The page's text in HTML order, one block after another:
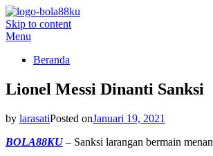
BOLA88KU.ID
Berita Bola Terbaru dan Terhangat
Skip to content
Menu
Beranda
Lionel Messi Dinanti Sanksi
by larasatiPosted onJanuari 19, 2021
BOLA88KU– Sanksi larangan bermain